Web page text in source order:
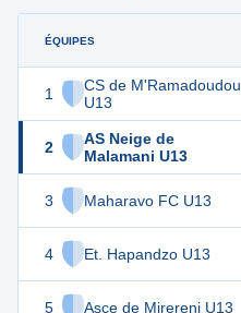
ÉQUIPES
1
CS de M'Ramadoudou
U13
2
AS Neige de
Malamani U13
3 Maharavo FC U13
4 Et. Hapandzo U13
5 Asce de Mirereni U13
13 5
7
7
3 5